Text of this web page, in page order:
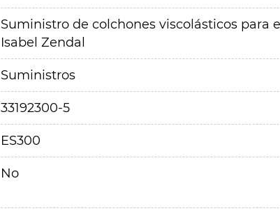
Suministro de colchones viscolásticos para
Isabel Zendal
Suministros
33192300-5
ES300
No